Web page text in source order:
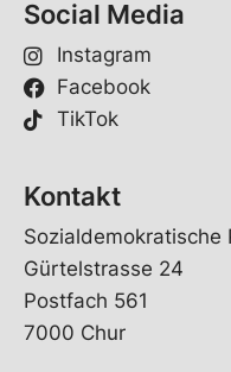
Social Media
Instagram
Facebook
TikTok
Kontakt
Sozialdemokratische
Gürtelstrasse 24
Postfach 561
7000 Chur